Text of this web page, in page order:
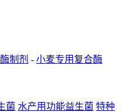
制剂 - 小麦专用复合酶
菌 水产用功能益生菌 特种